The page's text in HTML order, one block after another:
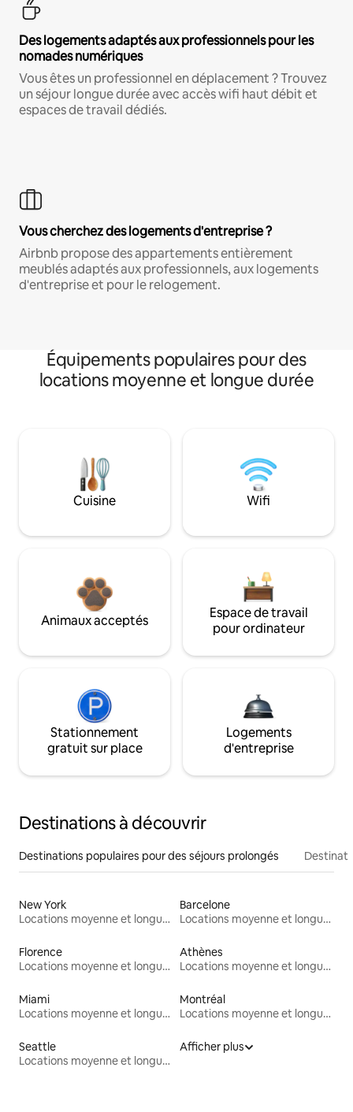
Des logements adaptés aux professionnels pour les
nomades numériques
Vous êtes un professionnel en déplacement ? Trouvez
un séjour longue durée avec accès wifi haut débit et
espaces de travail dédiés.
Vous cherchez des logements d'entreprise ?
Airbnb propose des appartements entièrement
meublés adaptés aux professionnels, aux logements
d'entreprise et pour le relogement.
Équipements populaires pour des
locations moyenne et longue durée
Cuisine Wifi
Animaux acceptés
Espace de travail
pour ordinateur
Stationnement
gratuit sur place
Logements
d'entreprise
Destinations à découvrir
Destinations populaires pour des séjours prolongés
New York
Locations moyenne et longue durée
Barcelone
Locations moyenne et longue durée
Florence
Locations moyenne et longue durée
Athènes
Locations moyenne et longue durée
Miami
Locations moyenne et longue durée
Montréal
Locations moyenne et longue durée
Seattle
Locations moyenne et longue durée
Afficher plus